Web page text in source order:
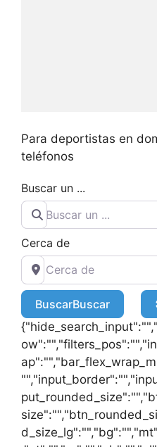
Para deportistas en
teléfonos
Buscar un ...
Cerca de
BuscarBuscar